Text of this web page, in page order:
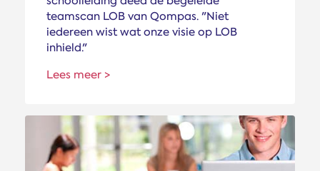
teamscan LOB van Qompas. "Niet
iedereen wist wat onze visie op LOB
inhield."
Lees meer >